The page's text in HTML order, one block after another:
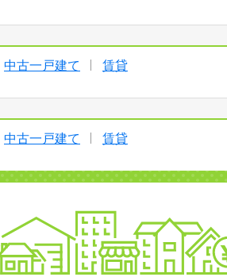
中古一戸建て 賃貸
中古一戸建て 賃貸